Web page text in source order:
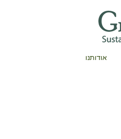
אודותנו